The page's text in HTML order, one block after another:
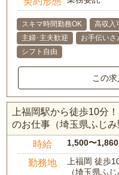
スキマ時間勤務OK 高収入
主婦･主夫歓迎
お手伝いさ
シフト自由
この
上福岡駅から徒歩10分
のお仕事（埼玉県ふじみ
時給 1,500〜1,860
勤務地
上福岡 徒歩
（埼玉県ふ